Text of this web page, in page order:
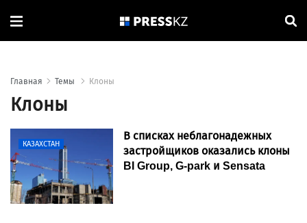
Главная Темы Клоны
Клоны
КАЗАХСТАН
В списках неблагонадежных
застройщиков оказались клоны
BI Group, G-park и Sensata